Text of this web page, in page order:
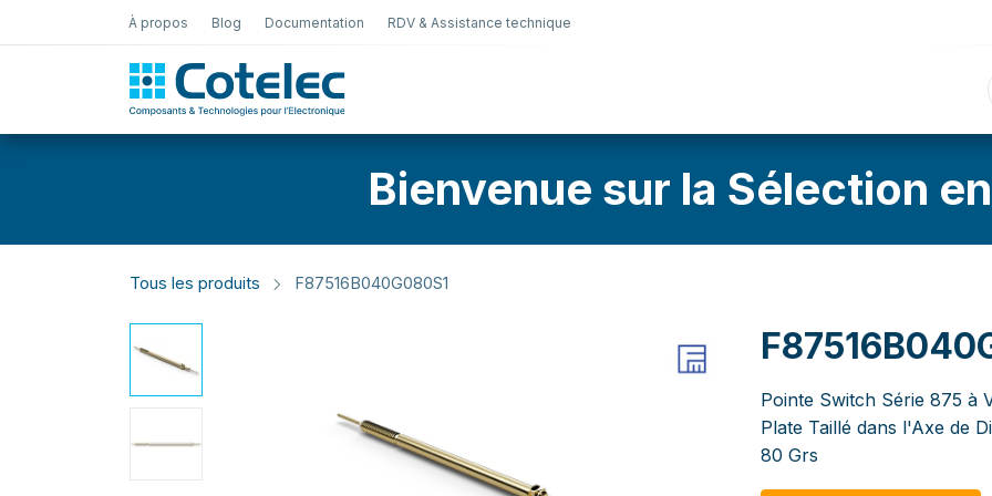
À propos Blog Documentation RDV & Assistance technique
Sélection en
Bienvenue sur la Sélection
Tous les produits F87516B040G080S1
Pointe Switch Série 875 à
Plate Taillé dans l'Axe de
80 Grs